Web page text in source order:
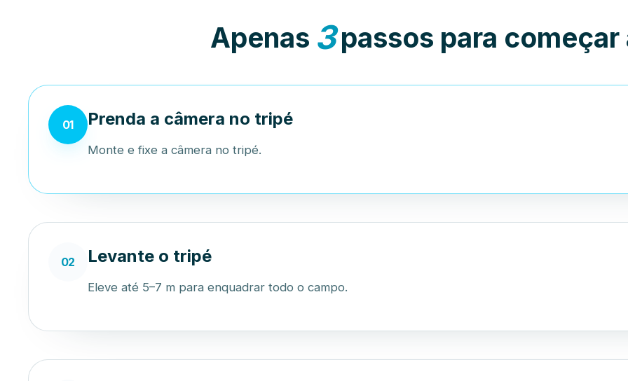
Apenas 3passos para começar
01 Prenda a câmera no tripé
Monte e fixe a câmera no tripé.
02 Levante o tripé
Eleve até 5–7 m para enquadrar todo o campo.